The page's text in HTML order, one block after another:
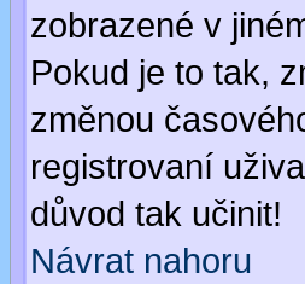
zobrazené v
Pokud je to tak,
změnou
registrovaní
důvod tak učinit!
Návrat nahoru